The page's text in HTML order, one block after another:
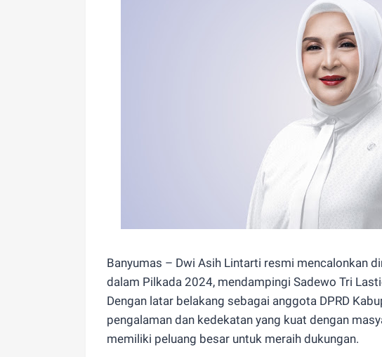
Banyumas – Dwi Asih Lintarti resmi mencalonkan
dalam Pilkada 2024, mendampingi Sadewo Tri
Dengan latar belakang sebagai anggota DPRD
pengalaman dan kedekatan yang kuat dengan
memiliki peluang besar untuk meraih dukungan.